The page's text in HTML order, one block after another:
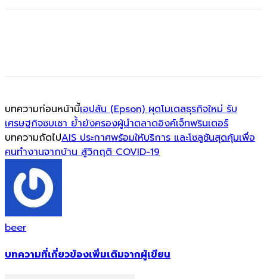
บทความก่อนหน้านี้เอปสัน (Epson) ผุดโมเดลธุรกิจใหม่ รับ
เศรษฐกิจซบเซา ย้ำยังครองผู้นำตลาดอิงค์เจ็ทพรินเตอร์
บทความถัดไปAIS ประกาศพร้อมให้บริการ และโซลูชันสุดคุ้มเพื่อ
คนทำงานจากบ้าน สู้วิกฤติ COVID-19
beer
บทความที่เกี่ยวข้องเพิ่มเติมจากผู้เขียน